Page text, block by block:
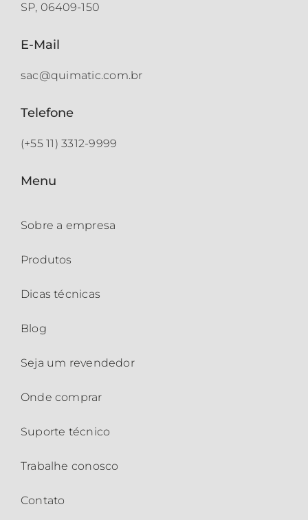
SP, 06409-150
E-Mail
sac@quimatic.com.br
Telefone
(+55 11) 3312-9999
Menu
Sobre a empresa
Produtos
Dicas técnicas
Blog
Seja um revendedor
Onde comprar
Suporte técnico
Trabalhe conosco
Contato